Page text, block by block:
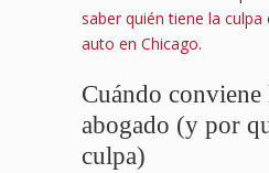
saber quién tiene la
auto en Chicago.
Cuándo
abogado (y por
culpa)